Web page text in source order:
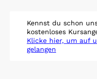
Kennst du schon
kostenloses
Klicke hier, um auf
gelangen